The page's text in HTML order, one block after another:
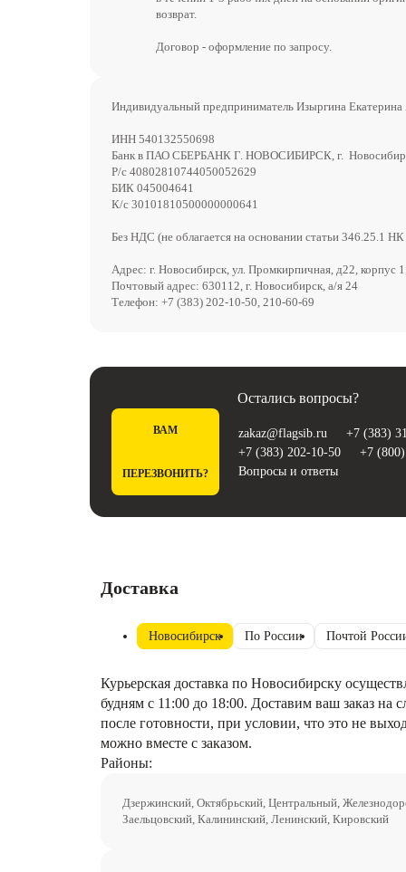
возврат.
Договор - оформление по запросу.
Индивидуальный предприниматель Изыргина Екатерина
ИНН 540132550698
Банк в ПАО СБЕРБАНК Г. НОВОСИБИРСК, г.
Р/с 40802810744050052629
БИК 045004641
К/с 30101810500000000641
Без НДС (не облагается на основании статьи 346.25.1
Адрес: г. Новосибирск, ул. Промкирпичная, д22, корпус
Почтовый адрес: 630112, г. Новосибирск, а/я 24
Телефон: +7 (383) 202-10-50, 210-60-69
Остались вопросы?
ВАМ
ПЕРЕЗВОНИТЬ?
zakaz@flagsib.ru
+7 (383)
+7 (383) 202-10-50
+7
Вопросы и ответы
Доставка
Новосибирск По России Почтой
Курьерская доставка по Новосибирску
будням с 11:00 до 18:00. Доставим ваш заказ на
после готовности, при условии, что это не
можно вместе с заказом.
Районы:
Дзержинский, Октябрьский, Центральный,
Заельцовский, Калининский, Ленинский, Кировский